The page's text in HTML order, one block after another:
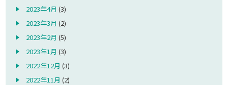
2023年4月 (3)
2023年3月 (2)
2023年2月 (5)
2023年1月 (3)
2022年12月 (3)
2022年11月 (2)